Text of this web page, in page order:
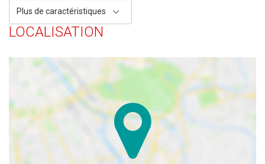
Plus de caractéristiques
LOCALISATION